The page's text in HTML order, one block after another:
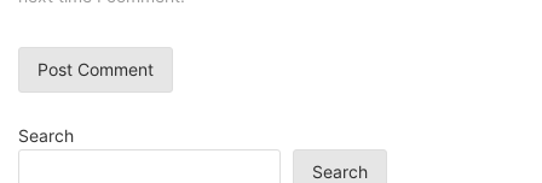
Search
Search